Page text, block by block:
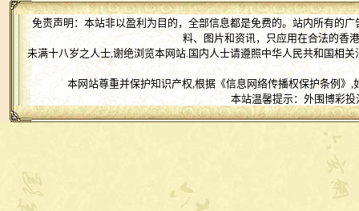
免责声明：本站非以盈利为目的，全部信息都是免费的。站内所有的
料、图片和资讯，只应用在合法的香
未满十八岁之人士,谢绝浏览本网站.国内人士请遵照中华人民共和国相
本网站尊重并保护知识产权,根据《信息网络传播权保护条例
本站温馨提示：外围博彩